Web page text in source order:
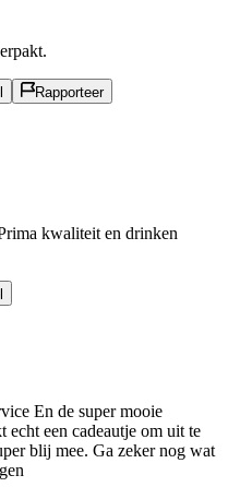
Rapporteer
kwaliteit en drinken
En de super mooie
echt een cadeautje om uit te
blij mee. Ga zeker nog wat